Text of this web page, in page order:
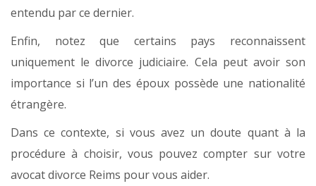
entendu par ce dernier.
Enfin, notez que certains pays reconnaissent
uniquement le divorce judiciaire. Cela peut avoir son
importance si l’un des époux possède une nationalité
étrangère.
Dans ce contexte, si vous avez un doute quant à la
procédure à choisir, vous pouvez compter sur votre
avocat divorce Reims pour vous aider.